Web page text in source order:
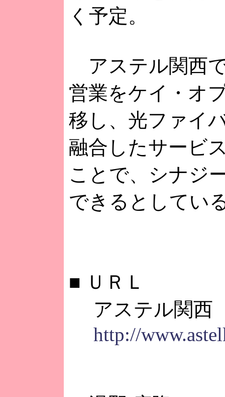
く予定。
アステル関西
営業をケイ・オ
移し、光ファイ
融合したサービ
ことで、シナジ
できるとしてい
■ ＵＲＬ
アステル関西
http://